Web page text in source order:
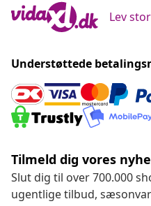
Lev
Understøttede
Tilmeld dig vores
Slut dig til over 700.000
ugentlige tilbud,